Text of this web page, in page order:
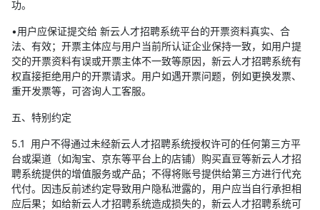
功。
•用户应保证提交给 新云人才招聘系统平台的开票资料真实、合
法、有效；开票主体应与用户当前所认证企业保持一致，如用户提
交的开票资料有误或开票主体不一致等原因，新云人才招聘系统有
权直接拒绝用户的开票请求。用户如遇开票问题，例如更换发票、
重开发票等，可咨询人工客服。
五、特别约定
5.1 用户不得通过未经新云人才招聘系统授权许可的任何第三方平
台或渠道（如淘宝、京东等平台上的店铺）购买直豆等新云人才招
聘系统提供的增值服务或产品；不得将账号提供给第三方进行代充
代付。因违反前述约定导致用户隐私泄露的，用户应当自行承担相
应后果；如给新云人才招聘系统造成损失的，新云人才招聘系统可